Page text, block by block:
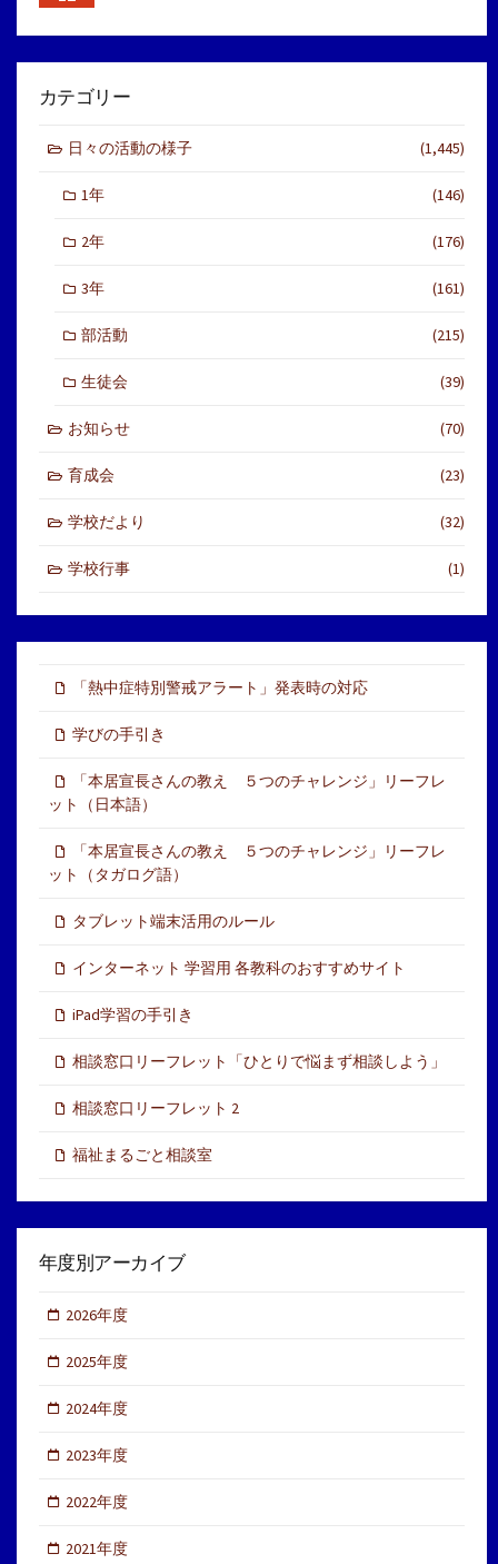
カテゴリー
日々の活動の様子 (1,445)
1年 (146)
2年 (176)
3年 (161)
部活動 (215)
生徒会 (39)
お知らせ (70)
育成会 (23)
学校だより (32)
学校行事 (1)
「熱中症特別警戒アラート」発表時の対応
学びの手引き
「本居宣長さんの教え ５つのチャレンジ」リーフレ
ット（日本語）
「本居宣長さんの教え ５つのチャレンジ」リーフレ
ット（タガログ語）
タブレット端末活用のルール
インターネット 学習用 各教科のおすすめサイト
iPad学習の手引き
相談窓口リーフレット「ひとりで悩まず相談しよう」
相談窓口リーフレット 2
福祉まるごと相談室
年度別アーカイブ
2026年度
2025年度
2024年度
2023年度
2022年度
2021年度